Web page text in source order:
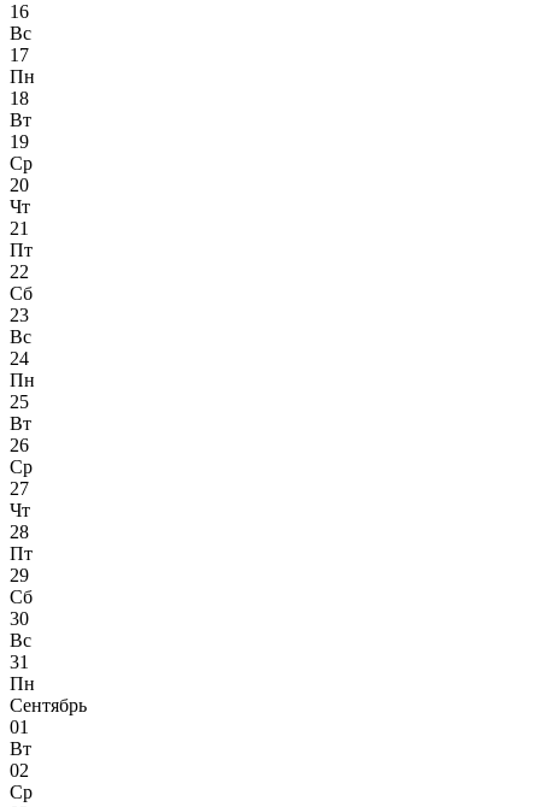
16
Вс
17
Пн
18
Вт
19
Ср
20
Чт
21
Пт
22
Сб
23
Вс
24
Пн
25
Вт
26
Ср
27
Чт
28
Пт
29
Сб
30
Вс
31
Пн
Сентябрь
01
Вт
02
Ср